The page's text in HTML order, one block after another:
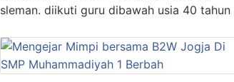
sleman. diikuti guru dibawah usia 40 tahun